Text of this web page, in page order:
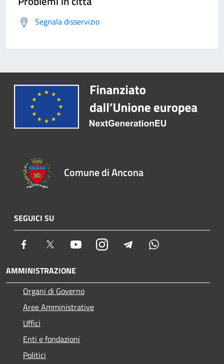
Segnala disservizio
Comune di Ancona
SEGUICI SU
Facebook Twitter YoutubeInstagram Telegram
AMMINISTRAZIONE
Organi di Governo
Aree Amministrative
Uffici
Enti e fondazioni
Politici